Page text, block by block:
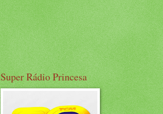
Super Rádio Princesa